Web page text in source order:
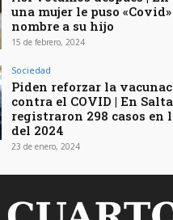
una mujer le puso
nombre a su hijo
15 de febrero, 2024
Sociedad
Piden reforzar la
contra el COVID | En
registraron 298 casos en
del 2024
23 de enero, 2024